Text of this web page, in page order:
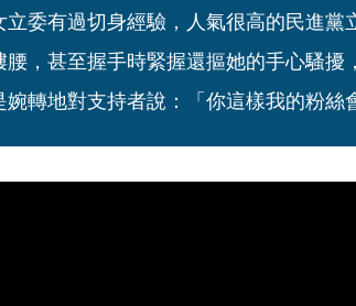
委有過切身經驗，人氣很高的民進黨
，甚至握手時緊握還摳她的手心騷擾
轉地對支持者說：「你這樣我的粉絲